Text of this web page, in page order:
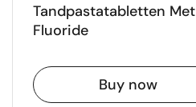
Tandpastatabletten Met
Fluoride
Buy now